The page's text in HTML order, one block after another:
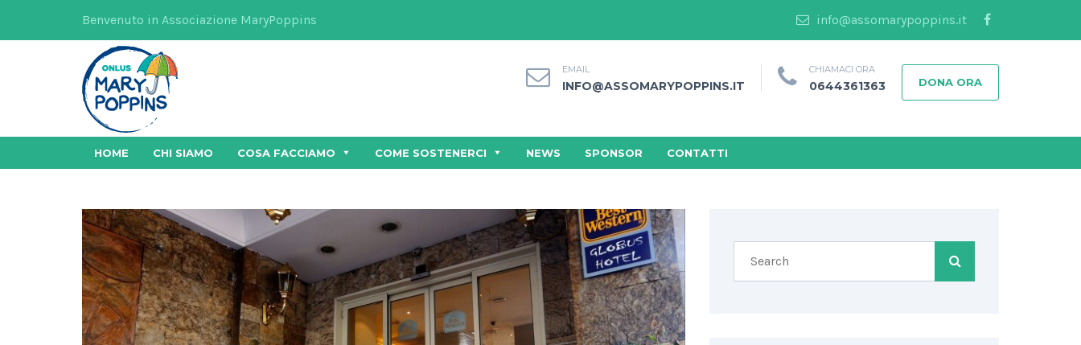
Benvenuto in Associazione MaryPoppins info@assomarypoppins.it
EMAIL
INFO@ASSOMARYPOPPINS.IT
CHIAMACI ORA
0644361363 DONA ORA
HOME CHI SIAMO COSA FACCIAMO COME SOSTENERCI NEWS SPONSOR CONTATTI